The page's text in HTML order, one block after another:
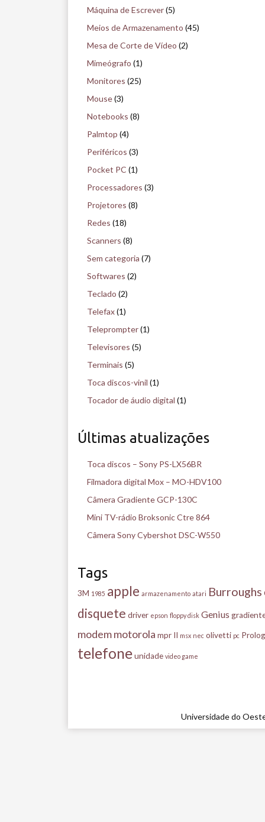
Máquina de Escrever(5)
Meios de Armazenamento (45)
Mesa de Corte de Vídeo (2)
Mimeógrafo (1)
Monitores (25)
Mouse(3)
Notebooks (8)
Palmtop (4)
Periféricos (3)
Pocket PC (1)
Processadores (3)
Projetores (8)
Redes (18)
Scanners (8)
Sem categoria (7)
Softwares (2)
Teclado (2)
Telefax(1)
Teleprompter(1)
Televisores (5)
Terminais (5)
Toca discos-vinil (1)
Tocador de áudio digital (1)
Últimas atualizações
Toca discos – Sony PS-LX56BR
Filmadora digital Mox – MO-HDV100
Câmera Gradiente GCP-130C
Mini TV-rádio Broksonic Ctre 864
Câmera Sony Cybershot DSC-W550
Tags
3M 1985 apple armazenamento atari Burroughs
disquete driver epson floppy disk Genius
modemmotorola mpr II msx nec olivetti pc
telefoneunidade video game
Universidade do